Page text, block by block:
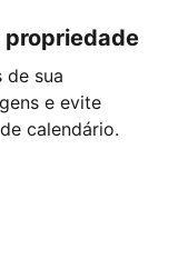
de sua
e evite
calendário.